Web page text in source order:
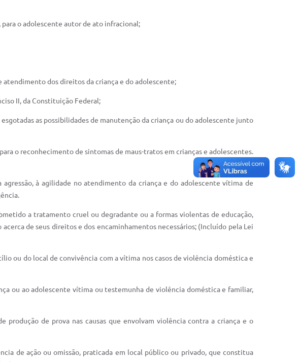
o adolescente autor de ato infracional;
atendimento dos direitos da criança e do adolescente;
II, da Constituição Federal;
as possibilidades de manutenção da criança ou do adolescente junto
o reconhecimento de sintomas de maus-tratos em crianças e adolescentes.
à agilidade no atendimento da criança e do adolescente vítima de
a tratamento cruel ou degradante ou a formas violentas de educação,
de seus direitos e dos encaminhamentos necessários; (Incluído pela Lei
ou do local de convivência com a vítima nos casos de violência doméstica e
ou ao adolescente vítima ou testemunha de violência doméstica e familiar,
de prova nas causas que envolvam violência contra a criança e o
de ação ou omissão, praticada em local público ou privado, que constitua